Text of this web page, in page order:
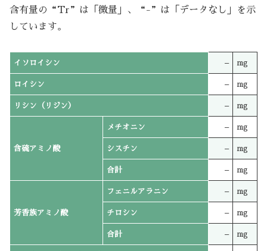
含有量の“Tr”は「微量」、“-”は「データなし」を示
しています。
イソロイシン – mg
ロイシン – mg
リシン（リジン） – mg
含硫アミノ酸
メチオニン – mg
シスチン – mg
合計 – mg
芳香族アミノ酸
フェニルアラニン – mg
チロシン – mg
合計 – mg